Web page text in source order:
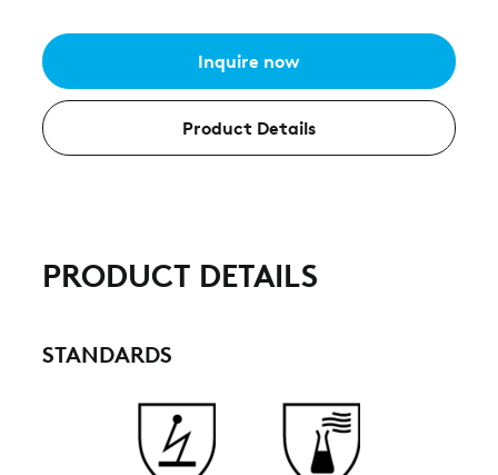
Inquire now
Product Details
PRODUCT DETAILS
STANDARDS